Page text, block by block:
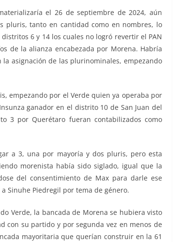
el 26 de septiembre de 2024, aún
pluris, tanto en cantidad como en nombres, lo
6 y 14 los cuales no logró revertir el PAN
de la alianza encabezada por Morena. Habría
asignación de las plurinominales, empezando
empezando por el Verde quien ya operaba por
ganador en el distrito 10 de San Juan del
3 por Querétaro fueran contabilizados como
a 3, una por mayoría y dos pluris, pero esta
morenista había sido siglado, igual que la
del consentimiento de Max para darle ese
Sinuhe Piedregil por tema de género.
Verde, la bancada de Morena se hubiera visto
su partido y por segunda vez en menos de
mayoritaria que querían construir en la 61